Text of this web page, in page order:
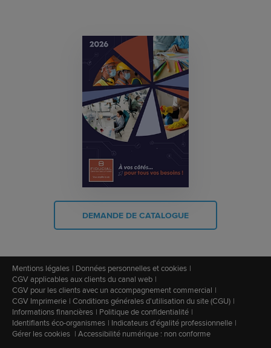
DEMANDE DE CATALOGUE
Mentions légales
Données personnelles et cookies
CGV applicables aux clients du canal web
CGV pour les clients avec un accompagnement commercial
CGV Imprimerie Conditions générales d'utilisation du site (CGU)
Informations financières
Politique de confidentialité
Identifiants éco-organismes
Indicateurs d'égalité professionnelle
Gérer les cookies
Accessibilité numérique : non conforme